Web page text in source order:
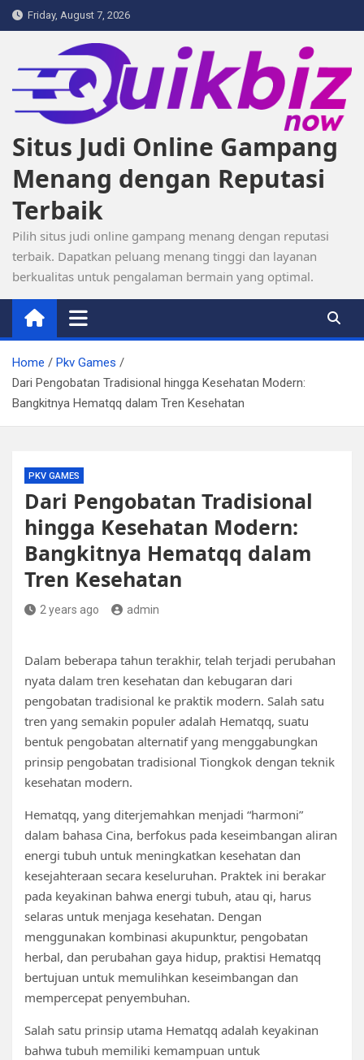
Skip
to
Friday, August 7, 2026
Situs Judi Online Gampang
Menang dengan Reputasi
Terbaik
Pilih situs judi online gampang menang dengan reputasi
terbaik. Dapatkan peluang menang tinggi dan layanan
berkualitas untuk pengalaman bermain yang optimal.
Home
Pkv Games
Dari Pengobatan Tradisional hingga Kesehatan Modern:
Bangkitnya Hematqq dalam Tren Kesehatan
PKV GAMES
Dari Pengobatan Tradisional
hingga Kesehatan Modern:
Bangkitnya Hematqq dalam
Tren Kesehatan
2 years ago admin
Dalam beberapa tahun terakhir, telah terjadi perubahan
nyata dalam tren kesehatan dan kebugaran dari
pengobatan tradisional ke praktik modern. Salah satu
tren yang semakin populer adalah Hematqq, suatu
bentuk pengobatan alternatif yang menggabungkan
prinsip pengobatan tradisional Tiongkok dengan teknik
kesehatan modern.
Hematqq, yang diterjemahkan menjadi “harmoni”
dalam bahasa Cina, berfokus pada keseimbangan aliran
energi tubuh untuk meningkatkan kesehatan dan
kesejahteraan secara keseluruhan. Praktek ini berakar
pada keyakinan bahwa energi tubuh, atau qi, harus
selaras untuk menjaga kesehatan. Dengan
menggunakan kombinasi akupunktur, pengobatan
herbal, dan perubahan gaya hidup, praktisi Hematqq
bertujuan untuk memulihkan keseimbangan dan
mempercepat penyembuhan.
Salah satu prinsip utama Hematqq adalah keyakinan
bahwa tubuh memiliki kemampuan untuk